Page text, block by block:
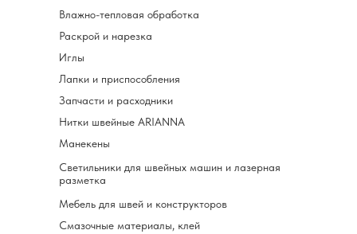
Лапки и приспособления
Светильники для швейных машин и лазерная
разметка
Раскрой и нарезка
Нитки швейные ARIANNA
Смазочные материалы, клей
Влажно-тепловая обработка
Запчасти и расходники
Мебель для швей и конструкторов
Иглы
Манекены